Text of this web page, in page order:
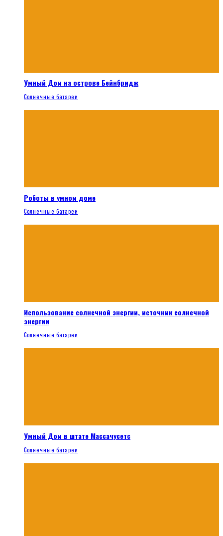
Умный Дом на острове Бейнбридж
Солнечные батареи
Роботы в умном доме
Солнечные батареи
Использование солнечной энергии, источник солнечной
энергии
Солнечные батареи
Умный Дом в штате Массачусетс
Солнечные батареи